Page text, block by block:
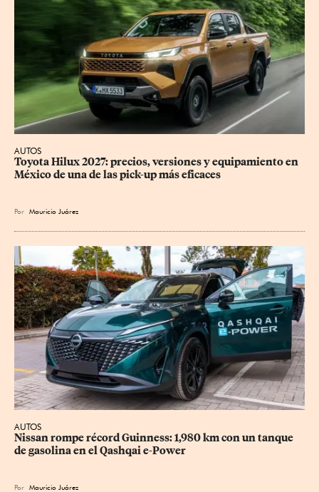
AUTOS
Toyota Hilux 2027: precios, versiones y equipamiento en
México de una de las pick-up más eficaces
Por Mauricio Juárez
AUTOS
Nissan rompe récord Guinness: 1,980 km con un tanque
de gasolina en el Qashqai e-Power
Por Mauricio Juárez